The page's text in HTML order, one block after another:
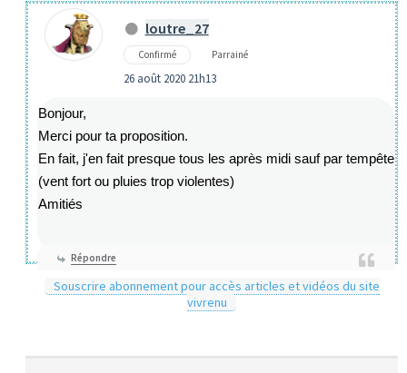
loutre_27
Confirmé Parrainé
26 août 2020 21h13
Bonjour,
Merci pour ta proposition.
En fait, j'en fait presque tous les après midi sauf par tempête
(vent fort ou pluies trop violentes)
Amitiés
Répondre
Souscrire abonnement pour accès articles et vidéos du site
vivrenu